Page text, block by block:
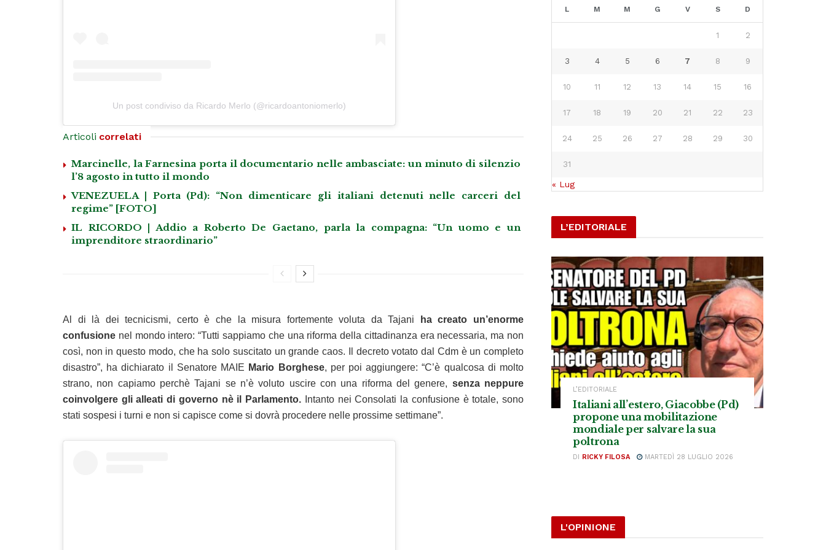
Un post condiviso da Ricardo Merlo (@ricardoantoniomerlo)
Articoli correlati
Marcinelle, la Farnesina porta il documentario nelle ambasciate: un minuto di silenzio
l’8 agosto in tutto il mondo
VENEZUELA | Porta (Pd): “Non dimenticare gli italiani detenuti nelle carceri del
regime” [FOTO]
IL RICORDO | Addio a Roberto De Gaetano, parla la compagna: “Un uomo e un
imprenditore straordinario”
Al di là dei tecnicismi, certo è che la misura fortemente voluta da Tajani ha creato un’enorme
confusione nel mondo intero: “Tutti sappiamo che una riforma della cittadinanza era necessaria, ma non
così, non in questo modo, che ha solo suscitato un grande caos. Il decreto votato dal Cdm è un completo
disastro”, ha dichiarato il Senatore MAIE Mario Borghese, per poi aggiungere: “C’è qualcosa di molto
strano, non capiamo perchè Tajani se n’è voluto uscire con una riforma del genere, senza neppure
coinvolgere gli alleati di governo nè il Parlamento. Intanto nei Consolati la confusione è totale, sono
stati sospesi i turni e non si capisce come si dovrà procedere nelle prossime settimane”.
L M M G V S D
1 2
3 4 5 6 7 8 9
10 11 12 13 14 15 16
17 18 19 20 21 22 23
24 25 26 27 28 29 30
31
« Lug
L’EDITORIALE
L’EDITORIALE
Italiani all’estero, Giacobbe (Pd)
propone una mobilitazione
mondiale per salvare la sua
poltrona
DI RICKY FILOSA MARTEDÌ 28 LUGLIO 2026
L'OPINIONE